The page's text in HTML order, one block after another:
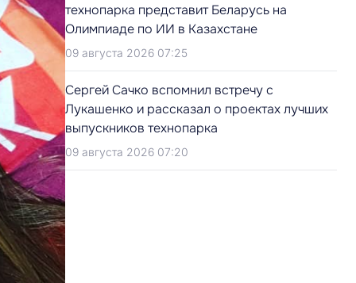
технопарка представит Беларусь на
Олимпиаде по ИИ в Казахстане
09 августа 2026 07:25
Сергей Сачко вспомнил встречу с
Лукашенко и рассказал о проектах лучших
выпускников технопарка
09 августа 2026 07:20